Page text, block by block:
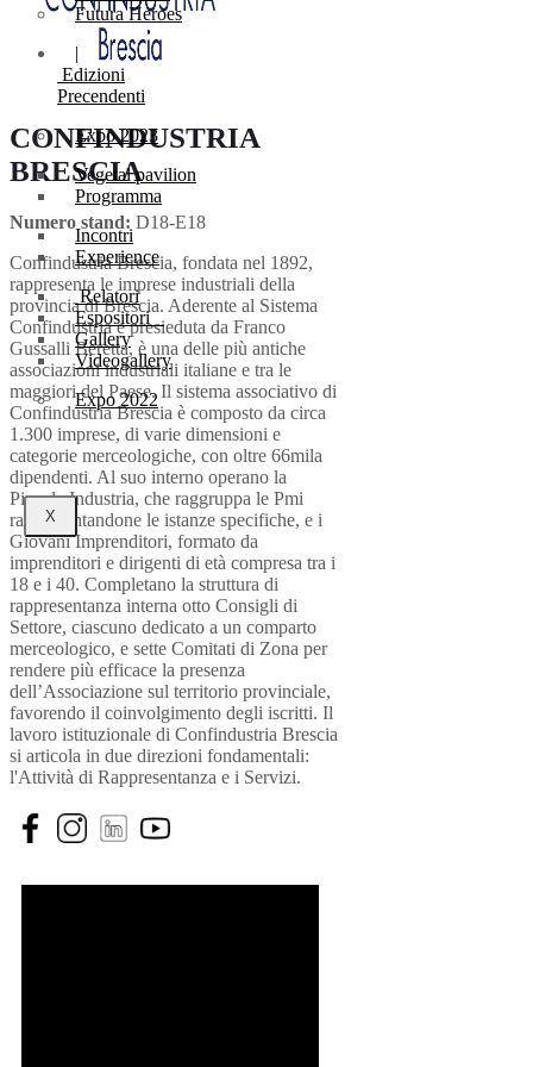
Futura Heroes
|
Edizioni
Precendenti
Expo 2023
Vegetal pavilion
Programma
Incontri
Experience
Relatori
Espositori
Gallery
Videogallery
Expo 2022
X
CONFINDUSTRIA
BRESCIA
Numero stand: D18-E18
Confindustria Brescia, fondata nel 1892,
rappresenta le imprese industriali della
provincia di Brescia. Aderente al Sistema
Confindustria e presieduta da Franco
Gussalli Beretta, è una delle più antiche
associazioni industriali italiane e tra le
maggiori del Paese. Il sistema associativo di
Confindustria Brescia è composto da circa
1.300 imprese, di varie dimensioni e
categorie merceologiche, con oltre 66mila
dipendenti. Al suo interno operano la
Piccola Industria, che raggruppa le Pmi
rappresentandone le istanze specifiche, e i
Giovani Imprenditori, formato da
imprenditori e dirigenti di età compresa tra i
18 e i 40. Completano la struttura di
rappresentanza interna otto Consigli di
Settore, ciascuno dedicato a un comparto
merceologico, e sette Comitati di Zona per
rendere più efficace la presenza
dell’Associazione sul territorio provinciale,
favorendo il coinvolgimento degli iscritti. Il
lavoro istituzionale di Confindustria Brescia
si articola in due direzioni fondamentali:
l'Attività di Rappresentanza e i Servizi.